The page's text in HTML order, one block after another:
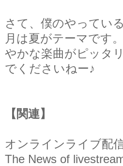
さて、僕のやってい
月は夏がテーマです
やかな楽曲がピッタ
でくださいねー♪
【関連】
オンラインライブ配
The News of